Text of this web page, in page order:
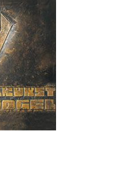
vor Augen geführt
zahlreichen Fotos und
Projekten der Werkstatt
Oskar Hafen. Der
verdeutlicht zuletzt
der beiden Autoren,
aus, viele Dinge wie
vormacht.